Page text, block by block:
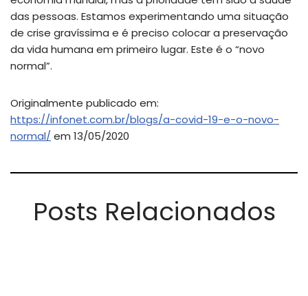
das pessoas. Estamos experimentando uma situação
de crise gravíssima e é preciso colocar a preservação
da vida humana em primeiro lugar. Este é o “novo
normal”.
Originalmente publicado em:
https://infonet.com.br/blogs/a-covid-19-e-o-novo-
normal/ em 13/05/2020
Posts Relacionados